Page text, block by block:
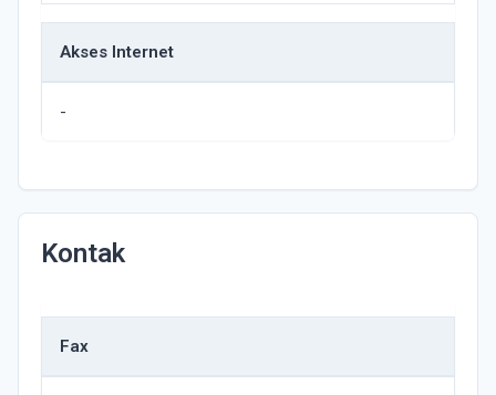
Akses Internet
-
Kontak
Fax